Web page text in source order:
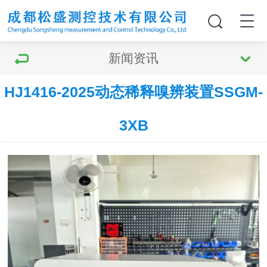
新闻资讯
HJ1416-2025动态稀释嗅辨装置SSGM-
3XB